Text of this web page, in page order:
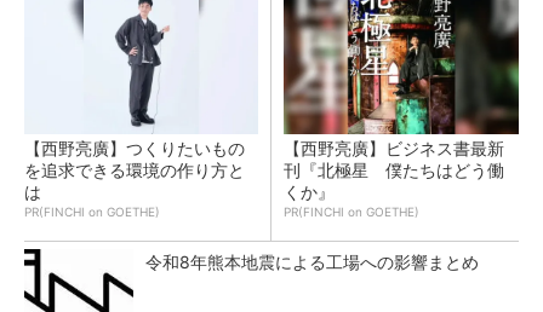
【西野亮廣】つくりたいもの
を追求できる環境の作り方と
は
PR(FINCHI on GOETHE)
【西野亮廣】ビジネス書最新
刊『北極星 僕たちはどう働
くか』
PR(FINCHI on GOETHE)
令和8年熊本地震による工場への影響まとめ